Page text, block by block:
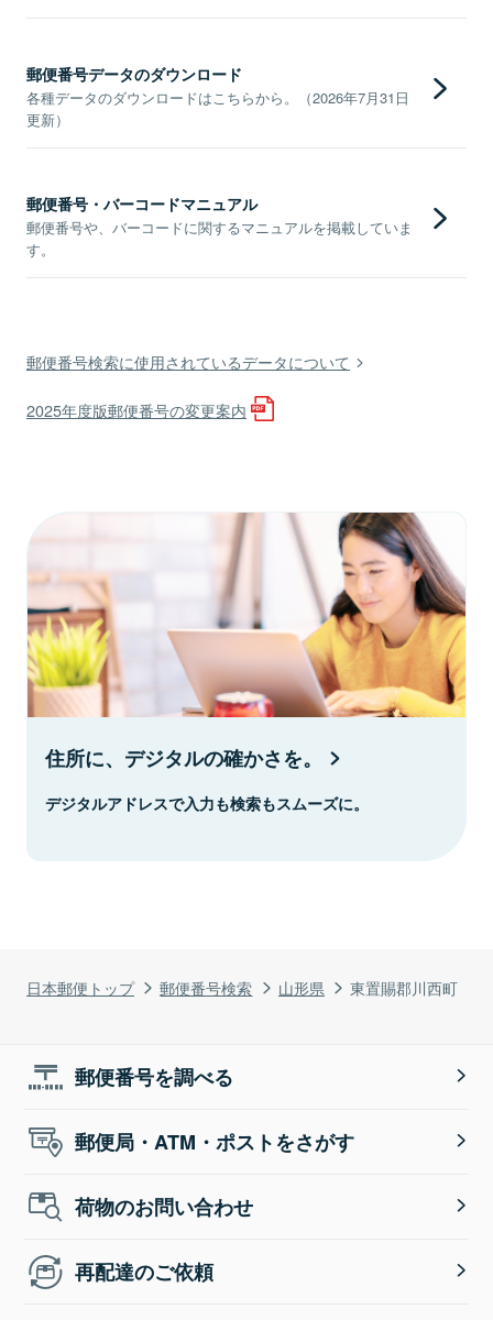
日本郵便トップ 郵便番号検索 山形県 東置賜郡川西町
郵便番号データのダウンロード
各種データのダウンロードはこちらから。（2026年7月31日
更新）
郵便番号・バーコードマニュアル
郵便番号や、バーコードに関するマニュアルを掲載していま
す。
郵便番号検索に使用されているデータについて
2025年度版郵便番号の変更案内
住所に、デジタルの確かさを。
デジタルアドレスで入力も検索もスムーズに。
郵便番号を調べる
郵便局・ATM・ポストをさがす
荷物のお問い合わせ
再配達のご依頼